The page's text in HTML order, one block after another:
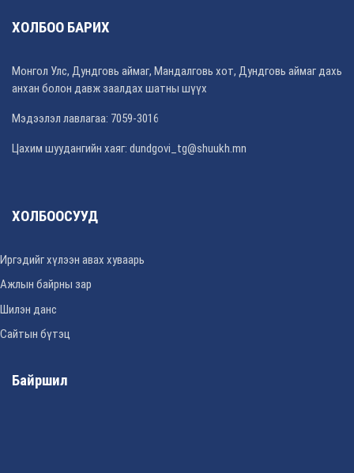
ХОЛБОО БАРИХ
Монгол Улс, Дундговь аймаг, Мандалговь хот, Дундговь аймаг дахь
анхан болон давж заалдах шатны шүүх
Мэдээлэл лавлагаа: 7059-3016
Цахим шуудангийн хаяг: dundgovi_tg@shuukh.mn
ХОЛБООСУУД
Иргэдийг хүлээн авах хуваарь
Ажлын байрны зар
Шилэн данс
Сайтын бүтэц
Байршил